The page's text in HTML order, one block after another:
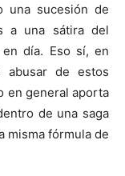
una sucesión de
a una sátira del
día. Eso sí, en
abusar de estos
en general aporta
de una saga
misma fórmula de